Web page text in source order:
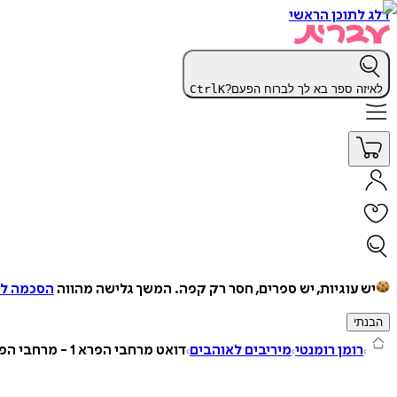
דלג לתוכן הראשי
לאיזה ספר בא לך לברוח הפעם? CtrlK
יש עוגיות, יש ספרים, חסר רק קפה. המשך גלישה מהווה הסכמה
הבנתי
רומן רומנטי מיריבים לאוהבים דואט מרחבי הפרא 1 - מרחבי הפרא